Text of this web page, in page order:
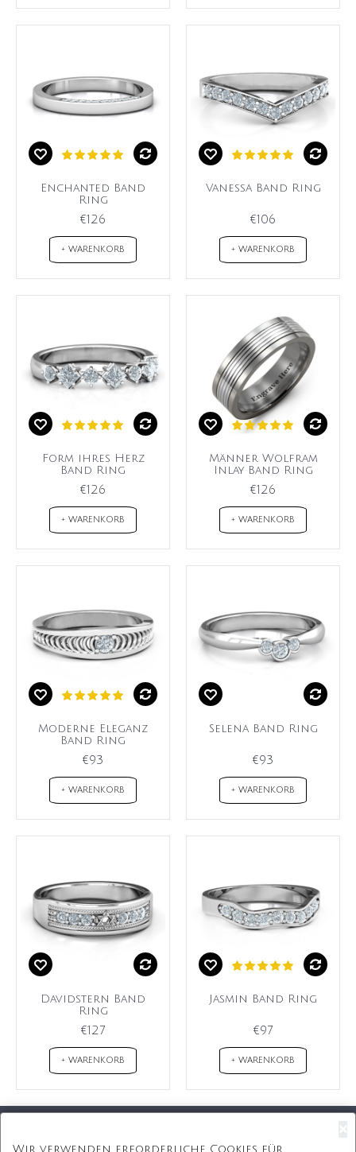
Enchanted Band
Ring
€126
+ WARENKORB
Vanessa Band Ring
€106
+ WARENKORB
Form ihres Herz
Band Ring
€126
+ WARENKORB
Männer Wolfram
Inlay Band Ring
€126
+ WARENKORB
Moderne Eleganz
Band Ring
€93
+ WARENKORB
Selena Band Ring
€93
+ WARENKORB
Davidstern Band
Ring
€127
+ WARENKORB
Jasmin Band Ring
€97
+ WARENKORB
Wir verwenden erforderliche Cookies für